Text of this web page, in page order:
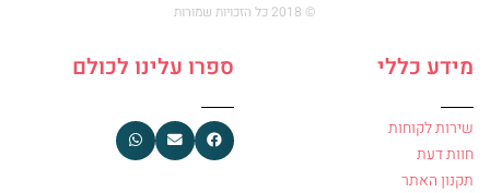
© 2018 כל הזכויות שמורות
מידע כללי
שירות לקוחות
חוות דעת
תקנון האתר
ספרו עלינו לכולם